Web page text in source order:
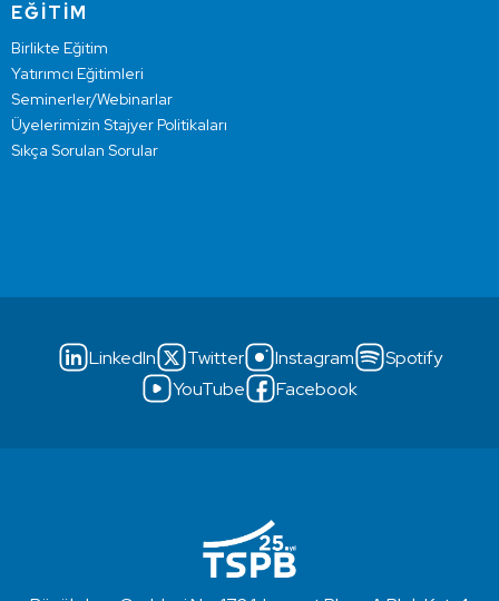
EĞİTİM
Birlikte Eğitim
Yatırımcı Eğitimleri
Seminerler/Webinarlar
Üyelerimizin Stajyer Politikaları
Sıkça Sorulan Sorular
LinkedIn Twitter Instagram
Spotify
YouTube
Facebook